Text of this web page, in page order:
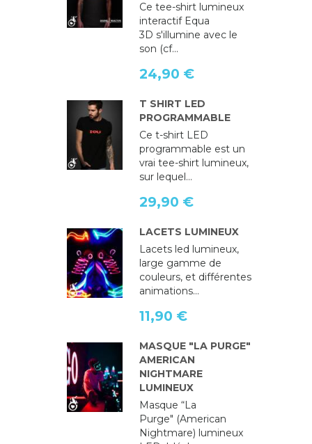
Ce tee-shirt lumineux
interactif Equa
3D s'illumine avec le
son (cf...
24,90 €
T SHIRT LED
PROGRAMMABLE
Ce t-shirt LED
programmable est un
vrai tee-shirt lumineux,
sur lequel...
29,90 €
LACETS LUMINEUX
Lacets led lumineux,
large gamme de
couleurs, et différentes
animations...
11,90 €
MASQUE "LA PURGE"
AMERICAN
NIGHTMARE
LUMINEUX
Masque “La
Purge" (American
Nightmare) lumineux